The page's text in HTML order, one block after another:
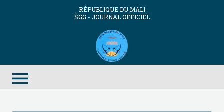
RÉPUBLIQUE DU MALI
SGG - JOURNAL OFFICIEL
menu